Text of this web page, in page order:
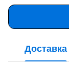
Доставка